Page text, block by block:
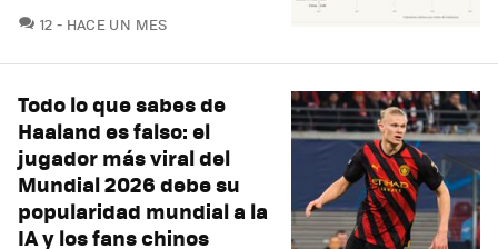
12 COMENTARIOS
HACE UN MES
Todo lo que sabes de
Haaland es falso: el
jugador más viral del
Mundial 2026 debe su
popularidad mundial a la
IA y los fans chinos